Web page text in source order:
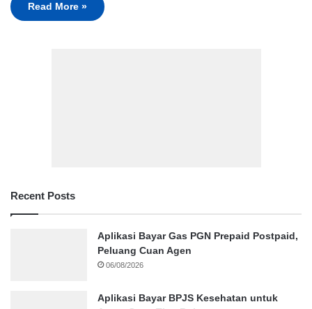
Read More »
Recent Posts
Aplikasi Bayar Gas PGN Prepaid Postpaid,
Peluang Cuan Agen
06/08/2026
Aplikasi Bayar BPJS Kesehatan untuk